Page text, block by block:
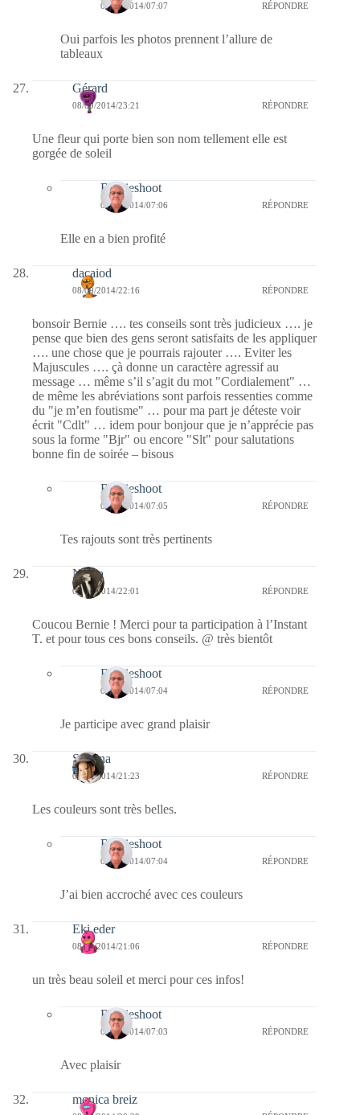
09/09/2014/07:07 RÉPONDRE
Oui parfois les photos prennent l’allure de
tableaux
Gérard
08/09/2014/23:21 RÉPONDRE
Une fleur qui porte bien son nom tellement elle est
gorgée de soleil
Bernieshoot
09/09/2014/07:06 RÉPONDRE
Elle en a bien profité
dacaiod
08/09/2014/22:16 RÉPONDRE
bonsoir Bernie …. tes conseils sont très judicieux …. je
pense que bien des gens seront satisfaits de les appliquer
…. une chose que je pourrais rajouter …. Eviter les
Majuscules …. çà donne un caractère agressif au
message … même s’il s’agit du mot "Cordialement" …
de même les abréviations sont parfois ressenties comme
du "je m’en foutisme" … pour ma part je déteste voir
écrit "Cdlt" … idem pour bonjour que je n’apprécie pas
sous la forme "Bjr" ou encore "Slt" pour salutations
bonne fin de soirée – bisous
Bernieshoot
09/09/2014/07:05 RÉPONDRE
Tes rajouts sont très pertinents
Nikita
08/09/2014/22:01 RÉPONDRE
Coucou Bernie ! Merci pour ta participation à l’Instant
T. et pour tous ces bons conseils. @ très bientôt
Bernieshoot
09/09/2014/07:04 RÉPONDRE
Je participe avec grand plaisir
Sabrina
08/09/2014/21:23 RÉPONDRE
Les couleurs sont très belles.
Bernieshoot
09/09/2014/07:04 RÉPONDRE
J’ai bien accroché avec ces couleurs
Eki eder
08/09/2014/21:06 RÉPONDRE
un très beau soleil et merci pour ces infos!
Bernieshoot
09/09/2014/07:03 RÉPONDRE
Avec plaisir
monica breiz